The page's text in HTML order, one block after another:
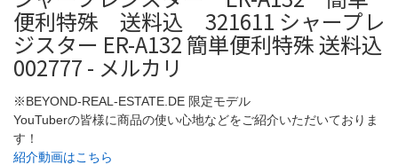
便利特殊 送料込 321611 シャープレ
ジスター ER-A132 簡単便利特殊 送料込
002777 - メルカリ
※BEYOND-REAL-ESTATE.DE 限定モデル
YouTuberの皆様に商品の使い心地などをご紹介いただいておりま
す！
紹介動画はこちら